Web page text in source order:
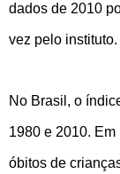
dados de 2010
vez pelo instituto.
No Brasil, o
1980 e 2010.
óbitos de